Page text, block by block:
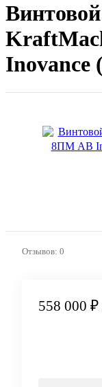
Inovanсe
Отзывов: 0
558 000 ₽